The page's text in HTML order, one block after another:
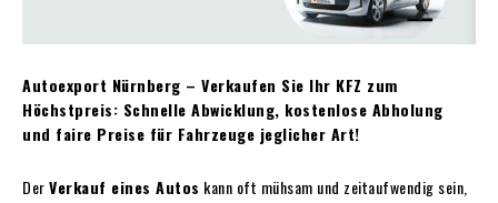
Autoexport Nürnberg – Verkaufen Sie Ihr KFZ zum
Höchstpreis: Schnelle Abwicklung, kostenlose Abholung
und faire Preise für Fahrzeuge jeglicher Art!
DerVerkauf eines Autos kann oft mühsam und zeitaufwendig sein,